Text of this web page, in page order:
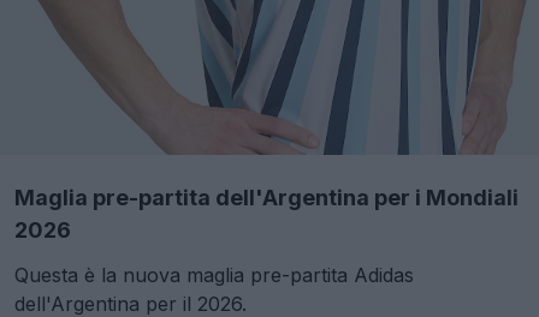
Maglia pre-partita dell'Argentina per i Mondiali
2026
Questa è la nuova maglia pre-partita Adidas
dell'Argentina per il 2026.